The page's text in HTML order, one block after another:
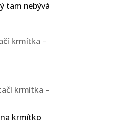
tam nebývá
krmítka –
krmítka –
na krmítko